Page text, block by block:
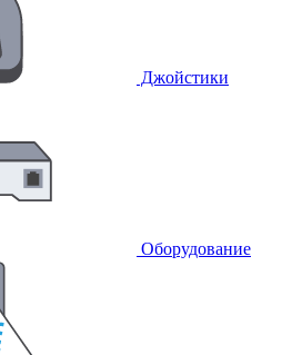
Джойстики
Оборудование